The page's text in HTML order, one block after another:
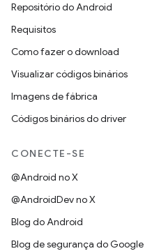
Repositório do Android
Requisitos
Como fazer o download
Visualizar códigos binários
Imagens de fábrica
Códigos binários do driver
CONECTE-SE
@Android no X
@AndroidDev no X
Blog do Android
Blog de segurança do Google